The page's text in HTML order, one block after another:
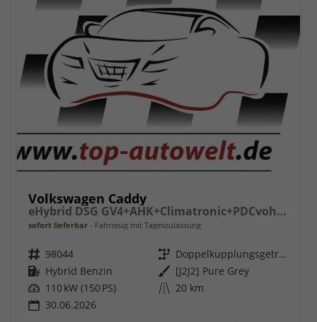
Volkswagen Caddy
eHybrid DSG GV4+AHK+Climatronic+PDCvohi+Cam+Regensens.+AppConnect
sofort lieferbar Fahrzeug mit Tageszulassung
Fahrzeugnr. 98044 Getriebe
Doppelkupplungsgetriebe (DSG)
Kraftstoff Hybrid Benzin Außenfarbe [J2J2] Pure Grey
Leistung 110 kW (150 PS) Kilometerstand 20 km
30.06.2026